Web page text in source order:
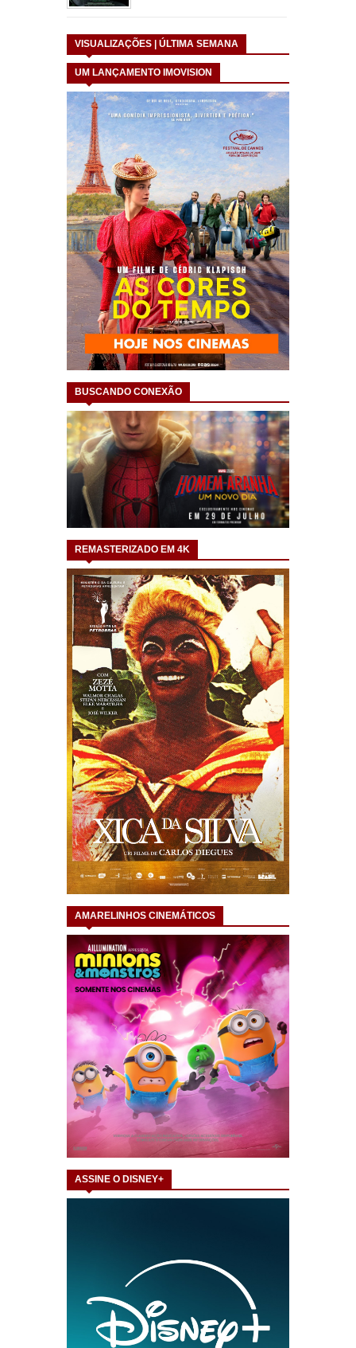
VISUALIZAÇÕES | ÚLTIMA SEMANA
UM LANÇAMENTO IMOVISION
BUSCANDO CONEXÃO
REMASTERIZADO EM 4K
AMARELINHOS CINEMÁTICOS
ASSINE O DISNEY+